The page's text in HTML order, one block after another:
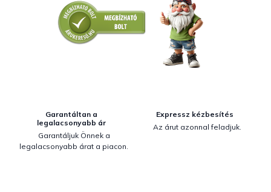
Garantáltan a
legalacsonyabb ár
Garantáljuk Önnek a
legalacsonyabb árat a piacon.
Expressz kézbesítés
Az árut azonnal feladjuk.